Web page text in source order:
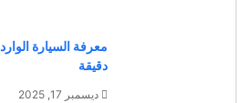
معرفة السيارة
دقيقة
ديسمبر 17, 2025